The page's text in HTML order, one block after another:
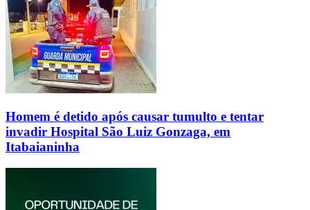
Homem é detido após causar tumulto e tentar
invadir Hospital São Luiz Gonzaga, em
Itabaianinha